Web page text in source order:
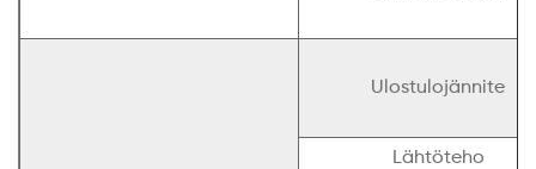
Ulostulojännite
Lähtöteho